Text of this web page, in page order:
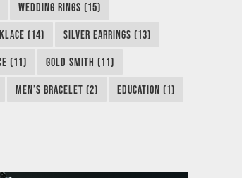
WEDDING RINGS (15)
(14) SILVER EARRINGS (13)
(11) GOLD SMITH (11)
MEN’S BRACELET (2) EDUCATION (1)